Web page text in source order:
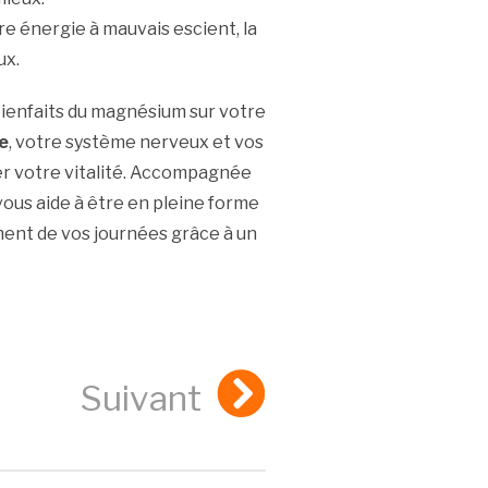
énergie à mauvais escient, la
du magnésium sur votre
, votre système nerveux et vos
votre vitalité. Accompagnée
aide à être en pleine forme
de vos journées grâce à un
Suivant